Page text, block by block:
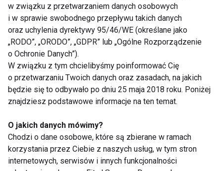
Co dalej?
Setny klub to nie koniec, lecz dopiero początek
nowego rozdziału. Założyciel sieci podkreśla, że
solidne fundamenty pozwalają na jeszcze szybszy
rozwój. Kolejne lokalizacje, nowe pomysły i
nieustanny rozwój to plany, które mają wznieść
Xtreme na jeszcze wyższy poziom.
Inspiracja dla Przedsiębiorców
Historia Xtreme to przykład, że wielkie marzenia
można zrealizować, zaczynając od zera. To
w związku z przetwarzaniem danych osobowych
i w sprawie swobodnego przepływu takich danych
oraz uchylenia dyrektywy 95/46/WE (określane jako
„RODO”, „ORODO”, „GDPR” lub „Ogólne Rozporządzenie
o Ochronie Danych”).
W związku z tym chcielibyśmy poinformować Cię
o przetwarzaniu Twoich danych oraz zasadach, na jakich
będzie się to odbywało po dniu 25 maja 2018 roku. Poniżej
znajdziesz podstawowe informacje na ten temat.
O jakich danych mówimy?
Chodzi o dane osobowe, które są zbierane w ramach
korzystania przez Ciebie z naszych usług, w tym stron
internetowych, serwisów i innych funkcjonalności